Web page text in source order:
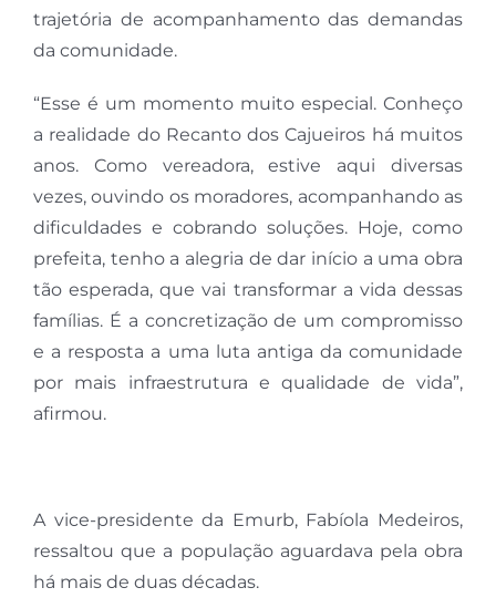
trajetória de acompanhamento das demandas
da comunidade.
“Esse é um momento muito especial. Conheço
a realidade do Recanto dos Cajueiros há muitos
anos. Como vereadora, estive aqui diversas
vezes, ouvindo os moradores, acompanhando as
dificuldades e cobrando soluções. Hoje, como
prefeita, tenho a alegria de dar início a uma obra
tão esperada, que vai transformar a vida dessas
famílias. É a concretização de um compromisso
e a resposta a uma luta antiga da comunidade
por mais infraestrutura e qualidade de vida”,
afirmou.
A vice-presidente da Emurb, Fabíola Medeiros,
ressaltou que a população aguardava pela obra
há mais de duas décadas.